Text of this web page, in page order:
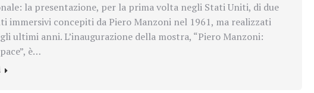
la presentazione, per la prima volta negli Stati Uniti, di due
immersivi concepiti da Piero Manzoni nel 1961, ma realizzati
ultimi anni. L’inaugurazione della mostra, “Piero Manzoni:
è…